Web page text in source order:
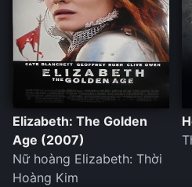
Elizabeth: The Golden
Age (2007)
Nữ hoàng Elizabeth: Thời
Hoàng Kim